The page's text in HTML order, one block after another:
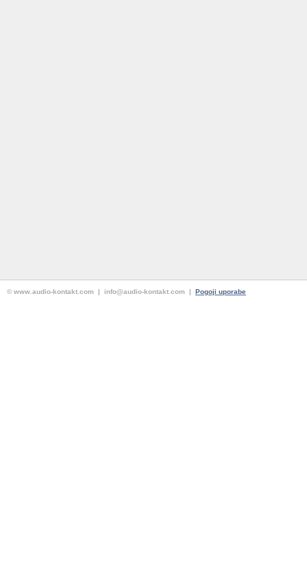
© www.audio-kontakt.com | info@audio-kontakt.com | Pogoji uporabe